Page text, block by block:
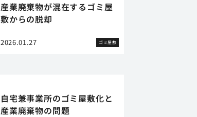
産業廃棄物が混在するゴミ屋
敷からの脱却
2026.01.27 ゴミ屋敷
自宅兼事業所のゴミ屋敷化と
産業廃棄物の問題